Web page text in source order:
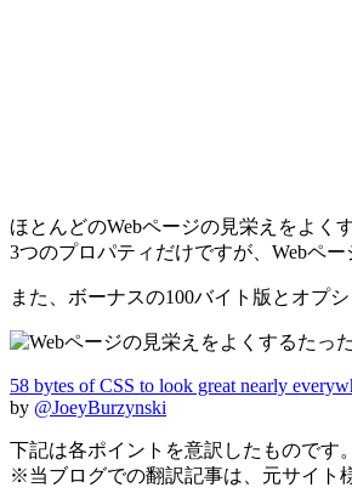
ほとんどのWebページの見栄えをよく
3つのプロパティだけですが、Webペ
また、ボーナスの100バイト版とオプ
58 bytes of CSS to look great nearly
by @JoeyBurzynski
下記は各ポイントを意訳したものです。
※当ブログでの翻訳記事は、元サイト